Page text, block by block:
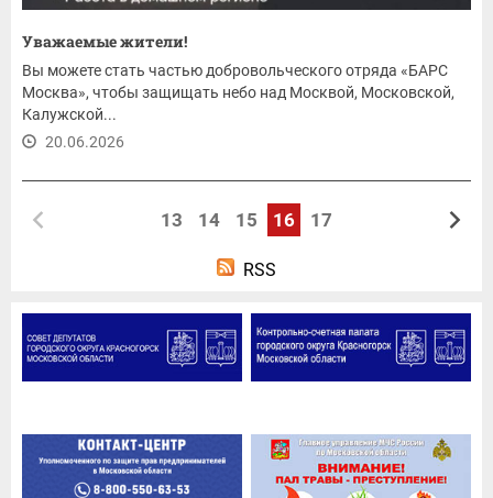
Уважаемые жители!
Вы можете стать частью добровольческого отряда «БАРС
Москва», чтобы защищать небо над Москвой, Московской,
Калужской...
20.06.2026
13 14 15 16 17
RSS